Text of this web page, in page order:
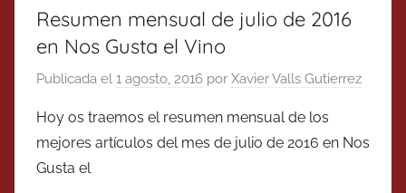
Resumen mensual de julio de 2016
en Nos Gusta el Vino
Publicada el 1 agosto, 2016 por Xavier Valls Gutierrez
Hoy os traemos el resumen mensual de los
mejores artículos del mes de julio de 2016 en Nos
Gusta el